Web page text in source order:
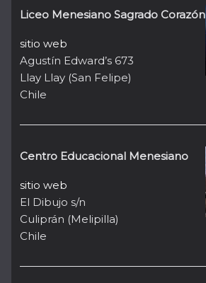
Liceo Menesiano Sagrado Corazón
sitio web
Agustín Edward’s 673
Llay Llay (San Felipe)
Chile
Centro Educacional Menesiano
sitio web
El Dibujo s/n
Culiprán (Melipilla)
Chile